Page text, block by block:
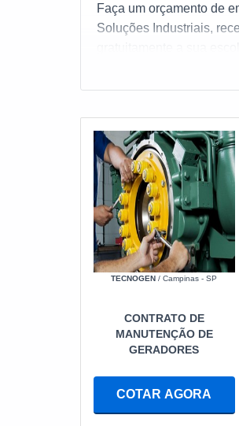
Faça um orçamento de
Soluções Industriais,
TECNOGEN / Campinas - SP
CONTRATO DE
MANUTENÇÃO DE
GERADORES
COTAR AGORA